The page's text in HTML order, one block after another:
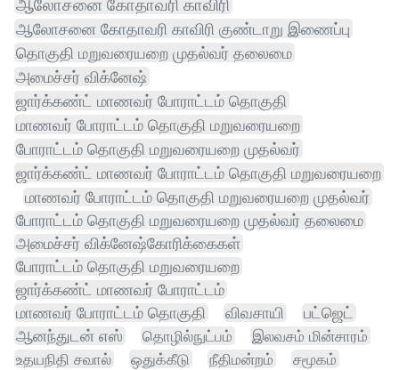
ஆலோசனை கோதாவரி காவிரி
ஆலோசனை கோதாவரி காவிரி குண்டாறு இணைப்பு
தொகுதி மறுவரையறை முதல்வர் தலைமை
அமைச்சர் விக்னேஷ்
ஜார்க்கண்ட் மாணவர் போராட்டம் தொகுதி
மாணவர் போராட்டம் தொகுதி மறுவரையறை
போராட்டம் தொகுதி மறுவரையறை முதல்வர்
ஜார்க்கண்ட் மாணவர் போராட்டம் தொகுதி மறுவரையறை
மாணவர் போராட்டம் தொகுதி மறுவரையறை முதல்வர்
போராட்டம் தொகுதி மறுவரையறை முதல்வர் தலைமை
அமைச்சர் விக்னேஷ்கோரிக்கைகள்
போராட்டம் தொகுதி மறுவரையறை
ஜார்க்கண்ட் மாணவர் போராட்டம்
மாணவர் போராட்டம் தொகுதி
விவசாயி
பட்ஜெட்
ஆனந்துடன் எஸ்
தொழில்நுட்பம்
இலவசம் மின்சாரம்
உதயநிதி சவால்
ஒதுக்கீடு நீதிமன்றம்
சமூகம்